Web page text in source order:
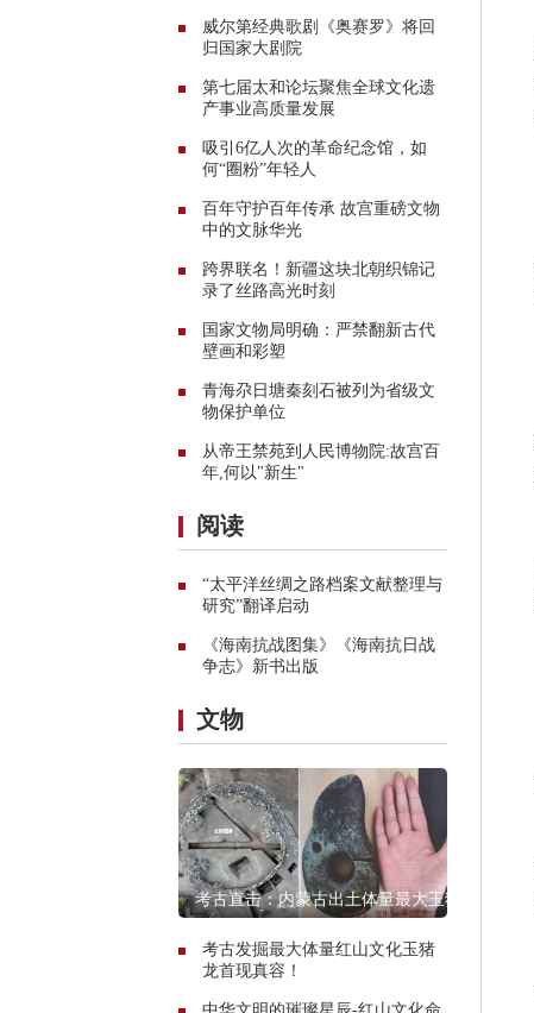
威尔第经典歌剧《奥赛罗》将回
归国家大剧院
第七届太和论坛聚焦全球文化遗
产事业高质量发展
吸引6亿人次的革命纪念馆，如
何“圈粉”年轻人
百年守护百年传承 故宫重磅文物
中的文脉华光
跨界联名！新疆这块北朝织锦记
录了丝路高光时刻
国家文物局明确：严禁翻新古代
壁画和彩塑
青海尕日塘秦刻石被列为省级文
物保护单位
从帝王禁苑到人民博物院:故宫百
年,何以"新生"
阅读
“太平洋丝绸之路档案文献整理与
研究”翻译启动
《海南抗战图集》《海南抗日战
争志》新书出版
文物
考古直击：内蒙古出土体量最大玉猪
考古发掘最大体量红山文化玉猪
龙首现真容！